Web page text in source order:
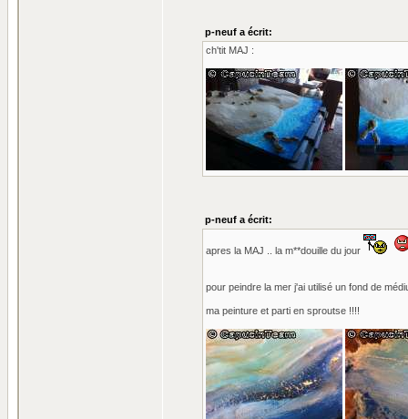
p-neuf a écrit:
ch'tit MAJ :
p-neuf a écrit:
apres la MAJ .. la m**douille du jour
pour peindre la mer j'ai utilisé un fond de
ma peinture et parti en sproutse !!!!